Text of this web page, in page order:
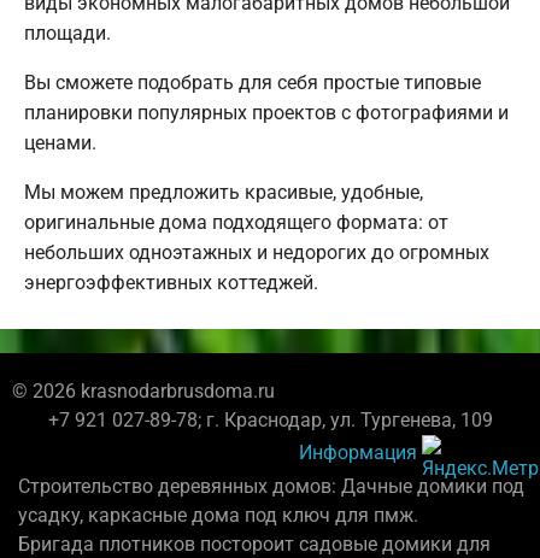
площади.
Вы сможете подобрать для себя простые типовые
планировки популярных проектов с фотографиями и
ценами.
Мы можем предложить красивые, удобные,
оригинальные дома подходящего формата: от
небольших одноэтажных и недорогих до огромных
энергоэффективных коттеджей.
© 2026 krasnodarbrusdoma.ru
+7 921 027-89-78; г. Краснодар, ул. Тургенева, 109
Информация
Строительство деревянных домов: Дачные домики под
усадку, каркасные дома под ключ для пмж.
Бригада плотников постороит садовые домики для